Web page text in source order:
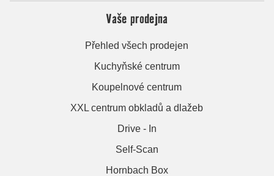
Vaše prodejna
Přehled všech prodejen
Kuchyňské centrum
Koupelnové centrum
XXL centrum obkladů a dlažeb
Drive - In
Self-Scan
Hornbach Box